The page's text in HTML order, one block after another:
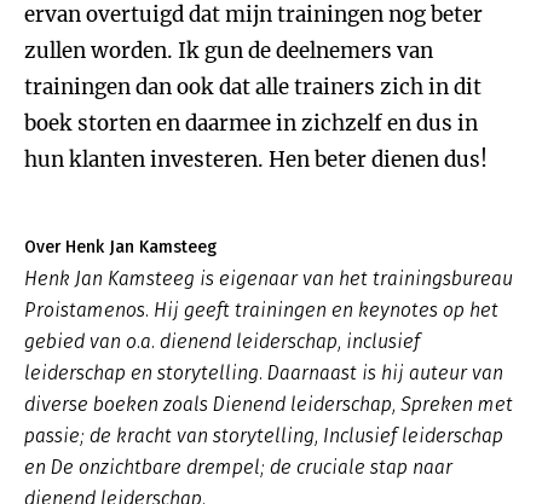
ervan overtuigd dat mijn trainingen nog beter
zullen worden. Ik gun de deelnemers van
trainingen dan ook dat alle trainers zich in dit
boek storten en daarmee in zichzelf en dus in
hun klanten investeren. Hen beter dienen dus!
Over Henk Jan Kamsteeg
Henk Jan Kamsteeg is eigenaar van het trainingsbureau
Proistamenos. Hij geeft trainingen en keynotes op het
gebied van o.a. dienend leiderschap, inclusief
leiderschap en storytelling. Daarnaast is hij auteur van
diverse boeken zoals Dienend leiderschap, Spreken met
passie; de kracht van storytelling, Inclusief leiderschap
en De onzichtbare drempel; de cruciale stap naar
dienend leiderschap.